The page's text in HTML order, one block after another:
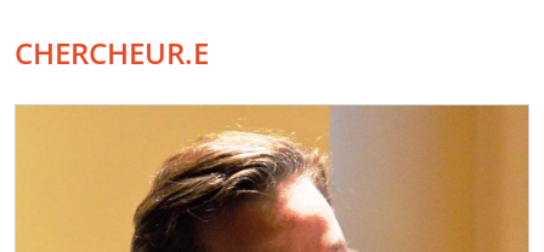
CHERCHEUR.E